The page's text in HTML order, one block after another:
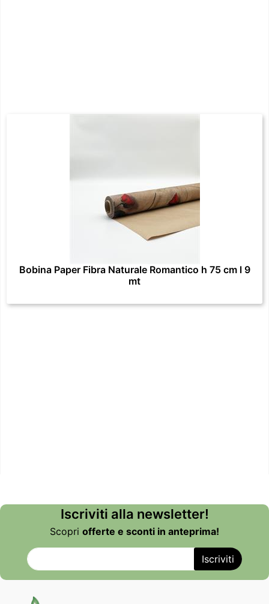
Bobina Paper Fibra Naturale Romantico h 75 cm l 9
mt
Iscriviti alla newsletter!
Scopri offerte e sconti in anteprima!